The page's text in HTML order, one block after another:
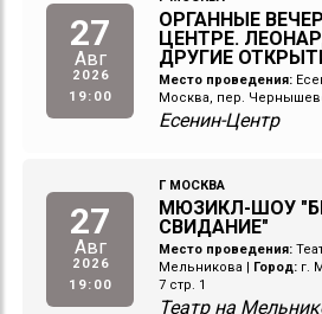
27
Авг
2026
19:00
ОРГАННЫЕ
ЦЕНТРЕ.
ДРУГИЕ
Место проведения:
Москва, пер.
Есенин-Центр
27
Авг
2026
19:00
Г МОСКВА
МЮЗИКЛ-ШОУ
СВИДАНИЕ"
Место проведения:
Мельникова | Город: г.
7 стр. 1
Театр на